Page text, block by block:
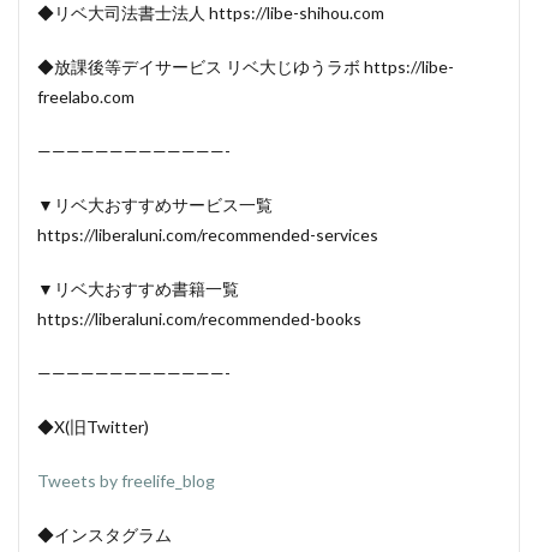
◆リベ大司法書士法人 https://libe-shihou.com
◆放課後等デイサービス リベ大じゆうラボ https://libe-
freelabo.com
—————————————-
▼リベ大おすすめサービス一覧
https://liberaluni.com/recommended-services
▼リベ大おすすめ書籍一覧
https://liberaluni.com/recommended-books
—————————————-
◆X(旧Twitter)
Tweets by freelife_blog
◆インスタグラム